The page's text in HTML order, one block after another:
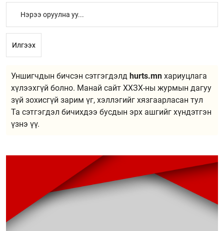
Илгээх
Уншигчдын бичсэн сэтгэгдэлд hurts.mn хариуцлага
хүлээхгүй болно. Манай сайт ХХЗХ-ны журмын дагуу
зүй зохисгүй зарим үг, хэллэгийг хязгаарласан тул
Та сэтгэгдэл бичихдээ бусдын эрх ашгийг хүндэтгэн
үзнэ үү.